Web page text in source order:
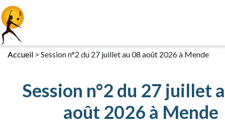
Accueil > Session n°2 du 27 juillet au 08 août 2026 à Mende
Session n°2 du 27 juillet
août 2026 à Mende